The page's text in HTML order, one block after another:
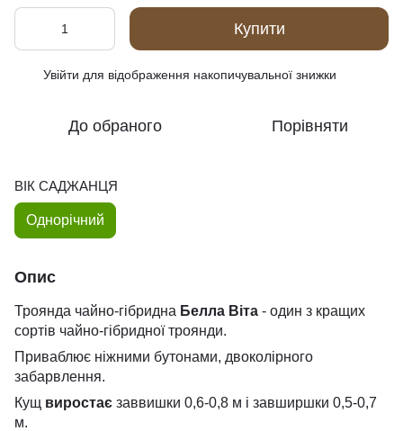
Купити
Увійти для відображення накопичувальної знижки
До обраного Порівняти
ВІК САДЖАНЦЯ
Однорічний
Опис
Троянда чайно-гібридна Белла Віта - один з кращих
сортів чайно-гібридної троянди.
Приваблює ніжними бутонами, двоколірного
забарвлення.
Кущ виростає заввишки 0,6-0,8 м і завширшки 0,5-0,7
м.